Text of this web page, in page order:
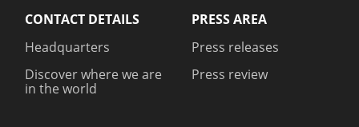
CONTACT DETAILS
Headquarters
Discover where we are
in the world
PRESS AREA
Press releases
Press review